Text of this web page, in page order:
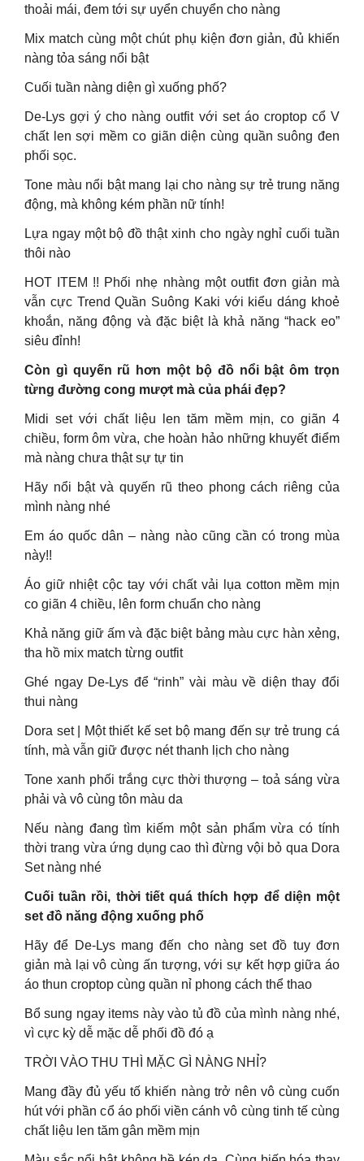
thoải mái, đem tới sự uyển chuyển cho nàng
Mix match cùng một chút phụ kiện đơn giản, đủ khiến
nàng tỏa sáng nổi bật
Cuối tuần nàng diện gì xuống phố?
De-Lys gợi ý cho nàng outfit với set áo croptop cổ V
chất len sợi mềm co giãn diện cùng quần suông đen
phối sọc.
Tone màu nổi bật mang lại cho nàng sự trẻ trung năng
động, mà không kém phần nữ tính!
Lựa ngay một bộ đồ thật xinh cho ngày nghỉ cuối tuần
thôi nào
HOT ITEM !! Phối nhẹ nhàng một outfit đơn giản mà
vẫn cực Trend Quần Suông Kaki với kiểu dáng khoẻ
khoắn, năng động và đặc biệt là khả năng “hack eo”
siêu đỉnh!
Còn gì quyến rũ hơn một bộ đồ nổi bật ôm trọn
từng đường cong mượt mà của phái đẹp?
Midi set với chất liệu len tăm mềm mịn, co giãn 4
chiều, form ôm vừa, che hoàn hảo những khuyết điểm
mà nàng chưa thật sự tự tin
Hãy nổi bật và quyến rũ theo phong cách riêng của
mình nàng nhé
Em áo quốc dân – nàng nào cũng cần có trong mùa
này!!
Áo giữ nhiệt cộc tay với chất vải lụa cotton mềm mịn
co giãn 4 chiều, lên form chuẩn cho nàng
Khả năng giữ ấm và đặc biệt bảng màu cực hàn xẻng,
tha hồ mix match từng outfit
Ghé ngay De-Lys để “rinh” vài màu về diện thay đổi
thui nàng
Dora set | Một thiết kế set bộ mang đến sự trẻ trung cá
tính, mà vẫn giữ được nét thanh lịch cho nàng
Tone xanh phối trắng cực thời thượng – toả sáng vừa
phải và vô cùng tôn màu da
Nếu nàng đang tìm kiếm một sản phẩm vừa có tính
thời trang vừa ứng dụng cao thì đừng vội bỏ qua Dora
Set nàng nhé
Cuối tuần rồi, thời tiết quá thích hợp để diện một
set đồ năng động xuống phố
Hãy để De-Lys mang đến cho nàng set đồ tuy đơn
giản mà lại vô cùng ấn tượng, với sự kết hợp giữa áo
áo thun croptop cùng quần nỉ phong cách thể thao
Bổ sung ngay items này vào tủ đồ của mình nàng nhé,
vì cực kỳ dễ mặc dễ phối đồ đó ạ
TRỜI VÀO THU THÌ MẶC GÌ NÀNG NHỈ?
Mang đầy đủ yếu tố khiến nàng trở nên vô cùng cuốn
hút với phần cổ áo phối viền cánh vô cùng tinh tế cùng
chất liệu len tăm gân mềm mịn